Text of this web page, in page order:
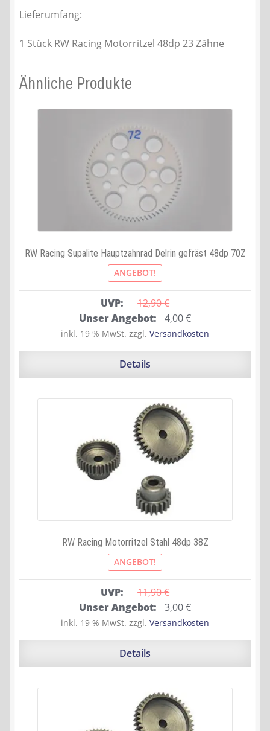
Lieferumfang:
1 Stück RW Racing Motorritzel 48dp 23 Zähne
Ähnliche Produkte
RW Racing Supalite Hauptzahnrad Delrin gefräst 48dp 70Z
ANGEBOT!
UVP: 12,90 €
Ursprünglicher
Preis
war:
Unser Angebot: 4,00€Aktueller
Preis
ist:
inkl. 19 % MwSt. zzgl. Versandkosten
Details
RW Racing Motorritzel Stahl 48dp 38Z
ANGEBOT!
UVP: 11,90 €
Ursprünglicher
Preis
war:
Unser Angebot: 3,00€Aktueller
Preis
ist:
inkl. 19 % MwSt. zzgl. Versandkosten
Details